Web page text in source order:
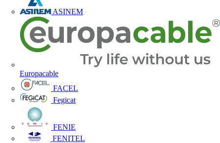
ASINEM
Europacable
FACEL
Fegicat
FENIE
FENITEL